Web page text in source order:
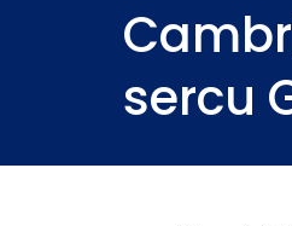
sercu